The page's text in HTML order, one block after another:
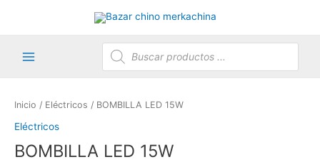
Búsqueda
de
productos
Inicio / Eléctricos / BOMBILLA LED 15W
Eléctricos
BOMBILLA LED 15W